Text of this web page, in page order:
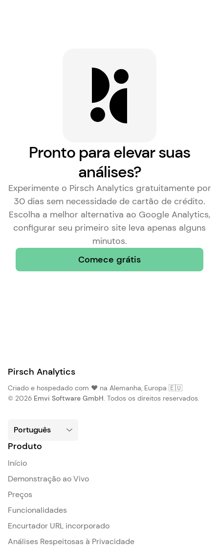
Pronto para elevar suas
análises?
Experimente o Pirsch Analytics gratuitamente por
30 dias sem necessidade de cartão de crédito.
Escolha a melhor alternativa ao Google Analytics,
configurar seu primeiro site leva apenas alguns
minutos.
Comece grátis
Pirsch Analytics
Criado e hospedado com ❤️ na Alemanha, Europa 🇪🇺
© 2026 Emvi Software GmbH. Todos os direitos reservados.
Produto
Início
Demonstração ao Vivo
Preços
Funcionalidades
Encurtador URL incorporado
Análises Respeitosas à Privacidade